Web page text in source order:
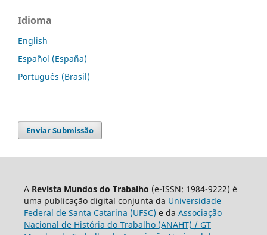
Idioma
English
Español (España)
Português (Brasil)
Enviar Submissão
A Revista Mundos do Trabalho (e-ISSN: 1984-9222) é
uma publicação digital conjunta da Universidade
Federal de Santa Catarina (UFSC) e da Associação
Nacional de História do Trabalho (ANAHT) / GT